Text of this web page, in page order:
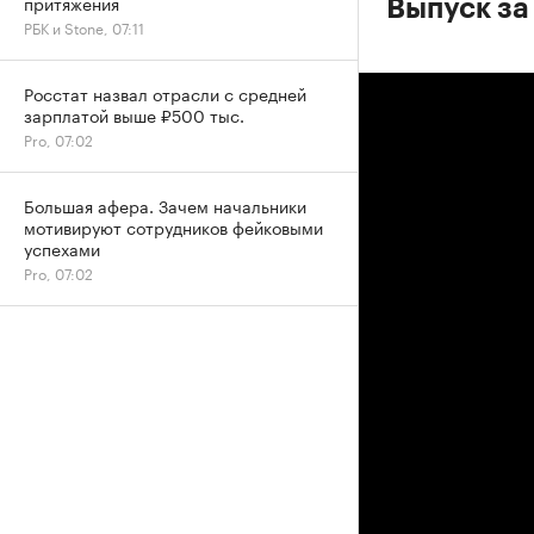
Выпуск
РБК и Stone, 07:11
Росстат назвал отрасли с средней
зарплатой выше ₽500 тыс.
Pro, 07:02
Большая афера. Зачем начальники
мотивируют сотрудников фейковыми
успехами
Pro, 07:02